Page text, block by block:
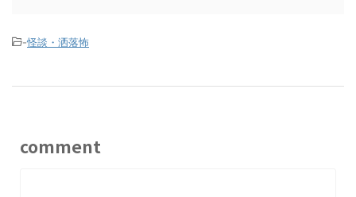
-怪談・洒落怖
comment